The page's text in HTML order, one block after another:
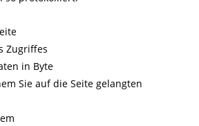
Zugriffes
in Byte
Sie auf die Seite gelangten